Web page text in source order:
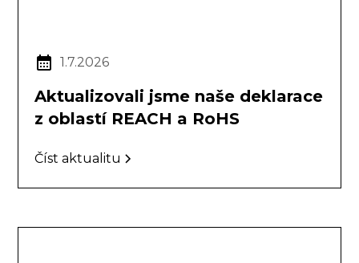
1.7.2026
Aktualizovali jsme naše deklarace
z oblastí REACH a RoHS
Číst aktualitu